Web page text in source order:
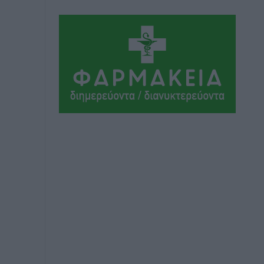
Πρωταθλήματος Κ20 στα σωματεία
πριν 5 ώρες
Ευρωπαϊκό Πρωτάθλημα Στίβου: Πότε
αγωνίζονται η Μαγκούλια, η
Σπανουδάκη και ο Κριτούλης